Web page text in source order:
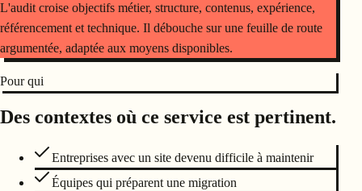
L'audit croise objectifs métier, structure, contenus, expérience,
référencement et technique. Il débouche sur une feuille de route
argumentée, adaptée aux moyens disponibles.
Pour qui
Des contextes où ce service est pertinent.
Entreprises avec un site devenu difficile à maintenir
Équipes qui préparent une migration